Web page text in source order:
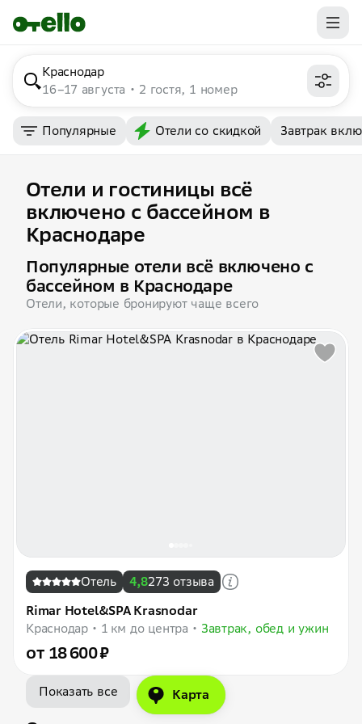
Краснодар
16–17 августа
2 гостя, 1 номер
Популярные Отели со скидкой Завтрак
Отели и гостиницы всё
включено с бассейном в
Краснодаре
Популярные отели всё включено с
бассейном в Краснодаре
Отели, которые бронируют чаще всего
Отель 4,8273 отзыва
Rimar Hotel&SPA Krasnodar
Краснодар
1 км до центра Завтрак, обед и ужин
от 18 600 ₽
Показать все Карта